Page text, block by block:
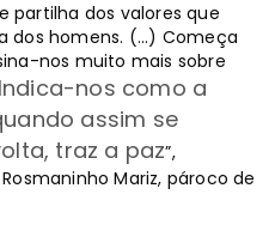
partilha dos valores que
dos homens. (...) Começa
nos muito mais sobre
Indica-nos como a
assim se
traz a paz”,
Mariz, pároco de